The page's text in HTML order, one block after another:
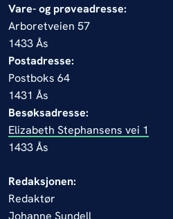
Vare- og prøveadresse:
Arboretveien 57
1433 Ås
Postadresse:
Postboks 64
1431 Ås
Besøksadresse:
Elizabeth Stephansens vei 1
1433 Ås
Redaksjonen:
Redaktør
Johanne Sundell